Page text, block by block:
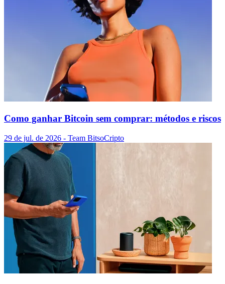
Como ganhar Bitcoin sem comprar: métodos e riscos
29 de jul. de 2026 - Team BitsoCripto